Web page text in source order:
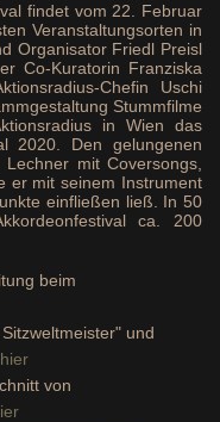
findet vom 22. Februar
Veranstaltungsorten in
Organisator Friedl Preisl
Co-Kuratorin Franziska
Chefin Uschi
Stummfilme
in Wien das
2020. Den gelungenen
mit Coversongs,
er mit seinem Instrument
einfließen ließ. In 50
ca. 200
beim
und
hier
von